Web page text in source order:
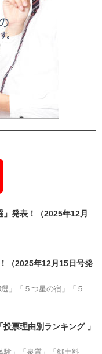
Channel
発表！（2025年12月
（2025年12月15日号発
」「５つ星の宿」「５
票理由別ランキング 」
験」「泉質」「郷土料